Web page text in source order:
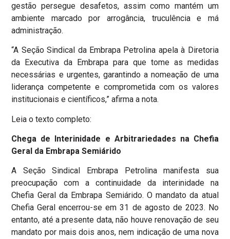
gestão persegue desafetos, assim como mantém um
ambiente marcado por arrogância, truculência e má
administração.
“A Seção Sindical da Embrapa Petrolina apela à Diretoria
da Executiva da Embrapa para que tome as medidas
necessárias e urgentes, garantindo a nomeação de uma
liderança competente e comprometida com os valores
institucionais e científicos,” afirma a nota.
Leia o texto completo:
Chega de Interinidade e Arbitrariedades na Chefia
Geral da Embrapa Semiárido
A Seção Sindical Embrapa Petrolina manifesta sua
preocupação com a continuidade da interinidade na
Chefia Geral da Embrapa Semiárido. O mandato da atual
Chefia Geral encerrou-se em 31 de agosto de 2023. No
entanto, até a presente data, não houve renovação de seu
mandato por mais dois anos, nem indicação de uma nova